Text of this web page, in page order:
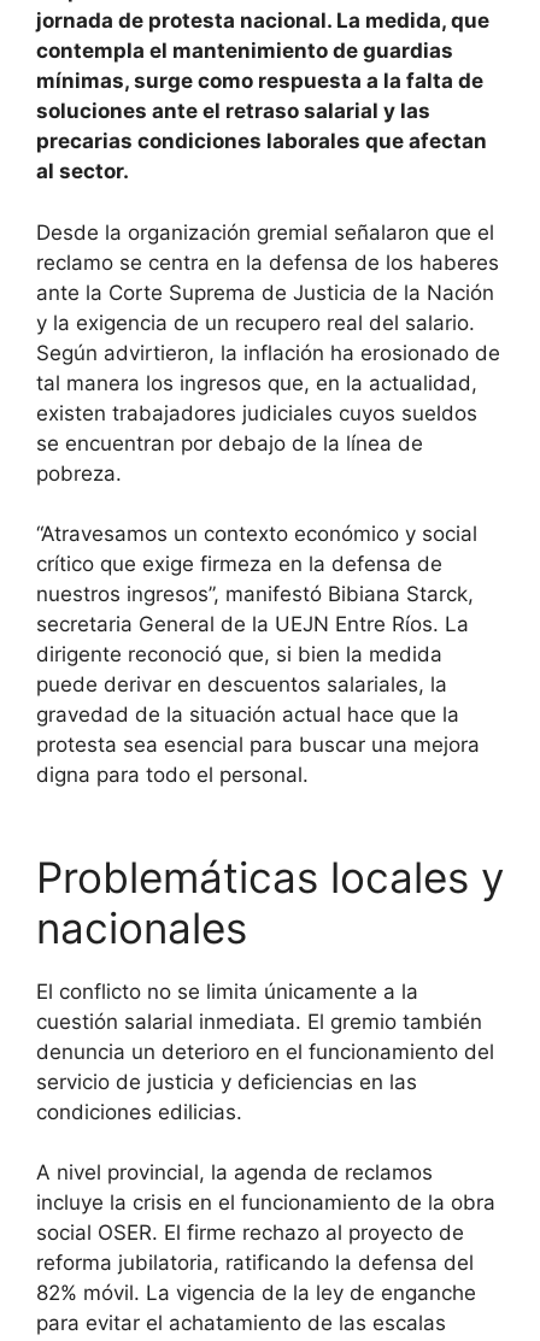
jornada de protesta nacional. La medida, que
contempla el mantenimiento de guardias
mínimas, surge como respuesta a la falta de
soluciones ante el retraso salarial y las
precarias condiciones laborales que afectan
al sector.
Desde la organización gremial señalaron que el
reclamo se centra en la defensa de los haberes
ante la Corte Suprema de Justicia de la Nación
y la exigencia de un recupero real del salario.
Según advirtieron, la inflación ha erosionado de
tal manera los ingresos que, en la actualidad,
existen trabajadores judiciales cuyos sueldos
se encuentran por debajo de la línea de
pobreza.
“Atravesamos un contexto económico y social
crítico que exige firmeza en la defensa de
nuestros ingresos”, manifestó Bibiana Starck,
secretaria General de la UEJN Entre Ríos. La
dirigente reconoció que, si bien la medida
puede derivar en descuentos salariales, la
gravedad de la situación actual hace que la
protesta sea esencial para buscar una mejora
digna para todo el personal.
Problemáticas locales y
nacionales
El conflicto no se limita únicamente a la
cuestión salarial inmediata. El gremio también
denuncia un deterioro en el funcionamiento del
servicio de justicia y deficiencias en las
condiciones edilicias.
A nivel provincial, la agenda de reclamos
incluye la crisis en el funcionamiento de la obra
social OSER. El firme rechazo al proyecto de
reforma jubilatoria, ratificando la defensa del
82% móvil. La vigencia de la ley de enganche
para evitar el achatamiento de las escalas